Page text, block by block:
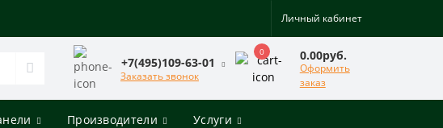
Личный кабинет
+7(495)109-63-01
Заказать звонок
0 0.00руб.
Оформить
заказ
Производители Услуги